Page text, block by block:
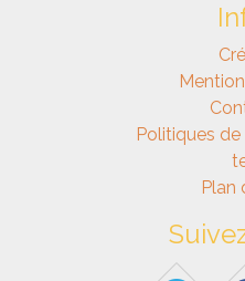
Politiques
Plan